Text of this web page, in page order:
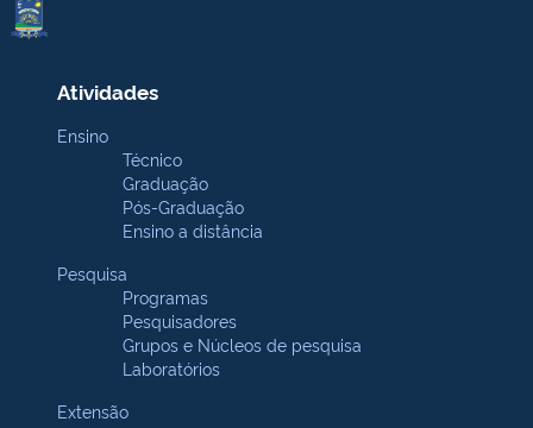
Atividades
Ensino
Técnico
Graduação
Pós-Graduação
Ensino a distância
Pesquisa
Programas
Pesquisadores
Grupos e Núcleos de pesquisa
Laboratórios
Extensão